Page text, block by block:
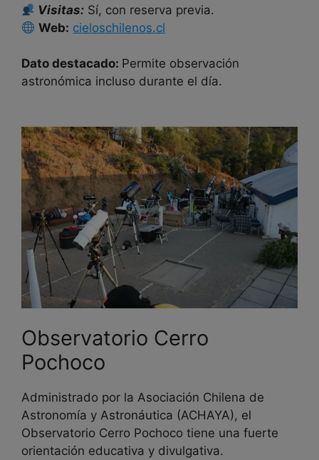
Visitas: Sí, con reserva previa.
Web: cieloschilenos.cl
Dato destacado: Permite observación
astronómica incluso durante el día.
Observatorio Cerro
Pochoco
Administrado por la Asociación Chilena de
Astronomía y Astronáutica (ACHAYA), el
Observatorio Cerro Pochoco tiene una fuerte
orientación educativa y divulgativa.